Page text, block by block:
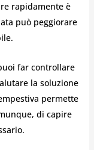
rapidamente è
può peggiorare
far controllare
la soluzione
permette
di capire